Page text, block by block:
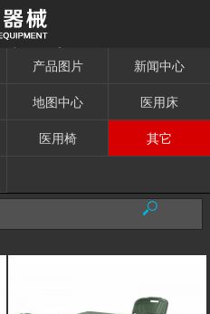
限公司
产品图片 新闻中心
地图中心 医用床
医用椅 其它